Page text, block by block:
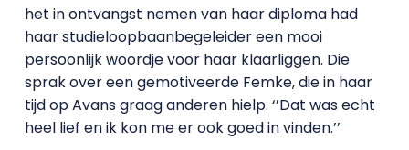
het in ontvangst nemen van haar diploma had
haar studieloopbaanbegeleider een mooi
persoonlijk woordje voor haar klaarliggen. Die
sprak over een gemotiveerde Femke, die in haar
tijd op Avans graag anderen hielp. ‘’Dat was echt
heel lief en ik kon me er ook goed in vinden.’’